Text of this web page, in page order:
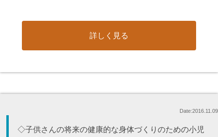
詳しく見る
Date:2016.11.09
◇子供さんの将来の健康的な身体づくりのための小児